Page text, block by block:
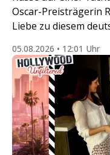
Oscar-Preisträgerin
Liebe zu diesem
05.08.2026 • 12:01 Uhr